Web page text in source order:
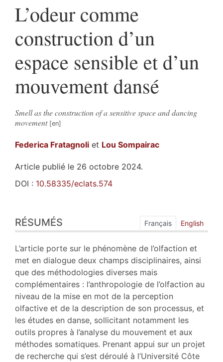
L’odeur comme
construction d’un
espace sensible et d’un
mouvement dansé
Smell as the construction of a sensitive space and dancing
movement
Federica Fratagnoli et Lou Sompairac
Article publié le 26 octobre 2024.
DOI : 10.58335/eclats.574
Index
Plan
Texte
Bibliographie
Notes
Illustrations
Citer cet article
Auteurs
RÉSUMÉS Français English
L’article porte sur le phénomène de l’olfaction et
met en dialogue deux champs disciplinaires, ainsi
que des méthodologies diverses mais
complémentaires : l’anthropologie de l’olfaction au
niveau de la mise en mot de la perception
olfactive et de la description de son processus, et
les études en danse, sollicitant notamment les
outils propres à l’analyse du mouvement et aux
méthodes somatiques. Prenant appui sur un projet
de recherche qui s’est déroulé à l’Université Côte